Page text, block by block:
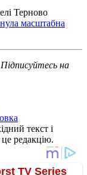
Терново
масштабна
на
текст і
редакцію.